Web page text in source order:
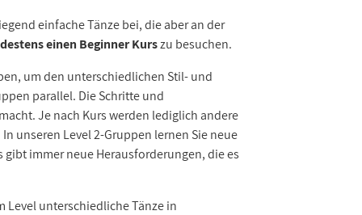
einfache Tänze bei, die aber an der
einen Beginner Kurszu besuchen.
um den unterschiedlichen Stil- und
parallel. Die Schritte und
Je nach Kurs werden lediglich andere
unseren Level 2-Gruppen lernen Sie neue
immer neue Herausforderungen, die es
Level unterschiedliche Tänze in